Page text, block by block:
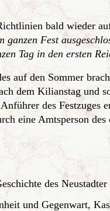
bald wieder
ganzen Fest
Tag in den ersten
auf den Sommer
dem Kilianstag und
des Festzuges
eine Amtsperson
des
und Gegenwart,